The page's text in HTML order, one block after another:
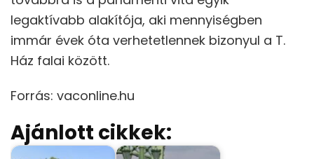
legaktívabb alakítója, aki mennyiségben
immár évek óta verhetetlennek bizonyul a T.
Ház falai között.
Forrás: vaconline.hu
Ajánlott cikkek: